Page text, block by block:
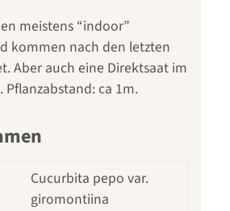
meistens “indoor”
kommen nach den letzten
Aber auch eine Direktsaat im
Pflanzabstand: ca 1m.
Cucurbita pepo var.
giromontiina